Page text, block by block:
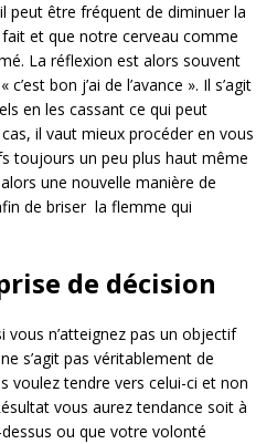
peut être fréquent de diminuer la
et que notre cerveau comme
La réflexion est alors souvent
bon j’ai de l’avance ». Il s’agit
en les cassant ce qui peut
il vaut mieux procéder en vous
toujours un peu plus haut même
une nouvelle manière de
de briser la flemme qui
de décision
vous n’atteignez pas un objectif
s’agit pas véritablement de
voulez tendre vers celui-ci et non
vous aurez tendance soit à
ou que votre volonté